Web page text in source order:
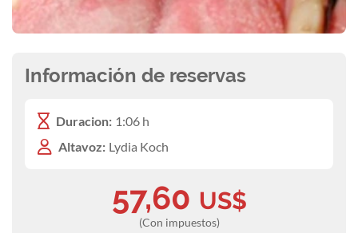
Información de reservas
Duracion: 1:06 h
Altavoz: Lydia Koch
57,60 US$
(Con impuestos)